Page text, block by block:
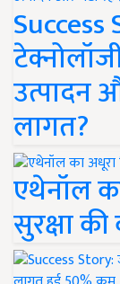
उत्पादन
लागत?
एथेनॉल
सुरक्षा